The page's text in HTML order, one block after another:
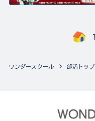
ワンダースクール 部活トップ